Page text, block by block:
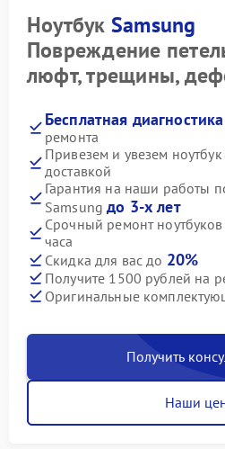
Ноутбук Samsung
Повреждение
люфт, трещины,
Бесплатная диагностика
ремонта
Привезем и увезем
доставкой
Гарантия на наши работы
Samsungдо 3-х лет
Срочный ремонт
часа
Скидка для вас до 20%
Получите 1500 рублей на
Оригинальные
Получить
Наши